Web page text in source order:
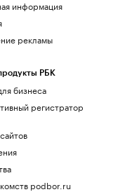
информация
рекламы
РБК
бизнеса
регистратор
podbor.ru